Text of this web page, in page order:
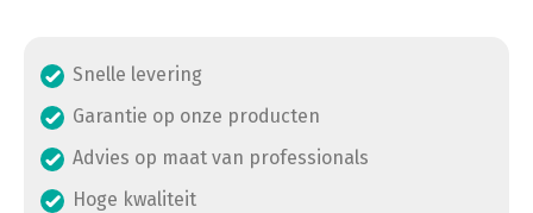
Snelle levering
Garantie op onze producten
Advies op maat van professionals
Hoge kwaliteit